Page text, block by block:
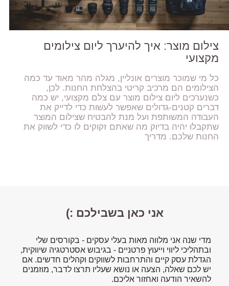
צילום מוצר: איך להיערך ליום צילומים
מקצועי
כל מי שמוכר מוצרים אונליין, מגלה מהר מאוד עד כמה
הצילומים הם מרכיב קריטי בהצלחת החנות. לכן,
כשנערכים ליום צילום מוצר עם צלם מקצועי, יש כמה
דברים קטנים-גדולים שאפשר לעשות כדי לדייק את
העבודה המשותפת ועל מנת להבטיח שצילום המוצר
שתקבלו יהיה בדיוק מה שאתם זקוקים לו כדי לשווק את
החנות שלכם. מדריך
אני כאן בשבילכם :)
מדי שנה אני מלווה מאות בעלי עסקים - בקורסים שלי
ובתהליכי ליווי וייעוץ פרטניים - בגיבוש אסטרטגיה שיווקית,
הגדלת עסק קיים והתרחבות לשווקים וקהלים חדשים. אם
יש לכם שאלה, הצעה או נושא שעליו תרצו לדבר, מוזמנים
להשאיר הודעה ואחזור אליכם.